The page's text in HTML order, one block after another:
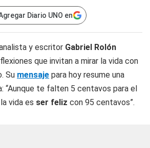
Diario UNO en
y escritor Gabriel Rolón
que invitan a mirar la vida con
Su mensaje para hoy resume una
“Aunque te falten 5 centavos para el
vida es ser feliz con 95 centavos”.